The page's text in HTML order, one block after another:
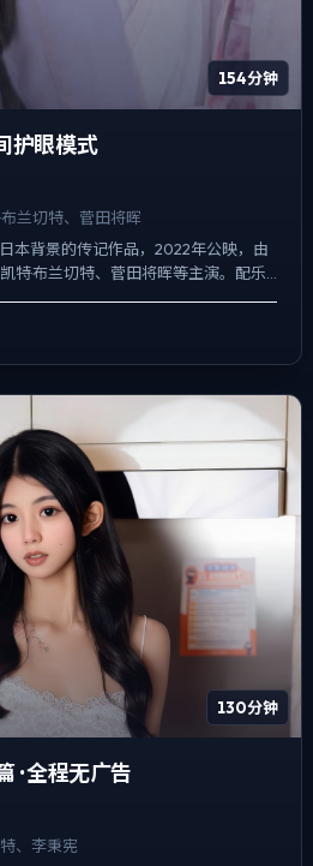
154分钟
护眼模式
布兰切特、菅田将晖
本背景的传记作品，2022年公映，由
特·布兰切特、菅田将晖等主演。配乐
130分钟
· 全程无广告
、李秉宪